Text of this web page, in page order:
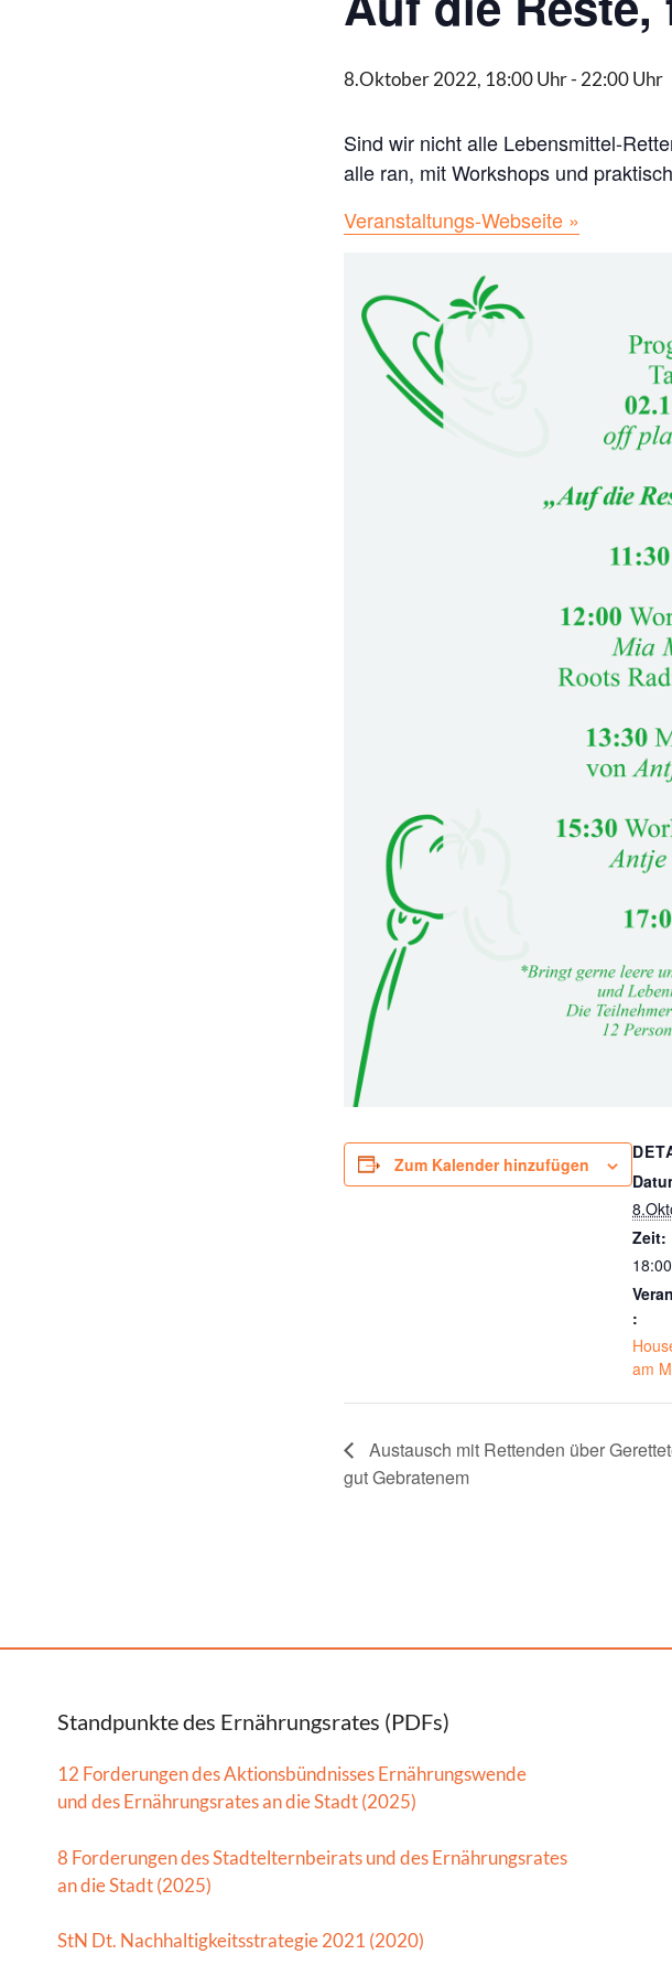
8.Oktober 2022, 18:00 Uhr- 22:00 Uhr
Sind wir nicht alle Lebensmittel-
alle ran, mit Workshops und
Veranstaltungs-Webseite »
Zum Kalender hinzufügen
Zeit:
:
am
Austausch mit Rettenden über
gut Gebratenem
Standpunkte des Ernährungsrates (PDFs)
12 Forderungen des Aktionsbündnisses Ernährungswende
und des Ernährungsrates an die Stadt (2025)
8 Forderungen des Stadtelternbeirats und des Ernährungsrates
an die Stadt (2025)
StN Dt. Nachhaltigkeitsstrategie 2021 (2020)